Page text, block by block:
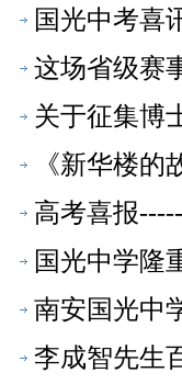
国光中考喜
这场省级赛
关于征集博
《新华楼
高考喜报
国光中学隆
南安国光中
李成智先生